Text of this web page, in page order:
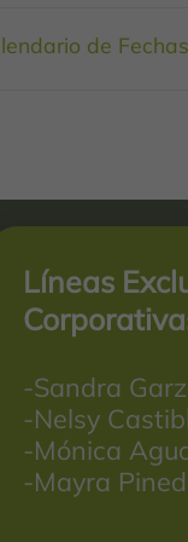
de
Líneas
-Sandra
-Nelsy
-Mónica
-Mayra